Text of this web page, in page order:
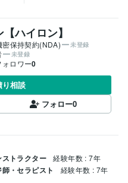
ハイロン】
密保持契約(NDA) 未登録
未登録
ォロワー0
り相談
フォロー0
トラクター 経験年数 : 7年
・セラピスト 経験年数 : 7年